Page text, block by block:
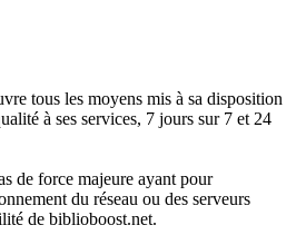
tous les moyens mis à sa disposition
à ses services, 7 jours sur 7 et 24
de force majeure ayant pour
du réseau ou des serveurs
de biblioboost.net.